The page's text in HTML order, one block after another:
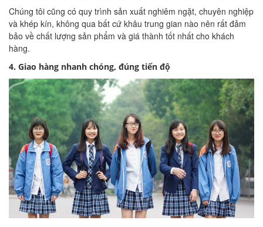
Chúng tôi cũng có quy trình sản xuất nghiêm ngặt, chuyên nghiệp
và khép kín, không qua bất cứ khâu trung gian nào nên rất đảm
bảo về chất lượng sản phẩm và giá thành tốt nhất cho khách
hàng.
4. Giao hàng nhanh chóng, đúng tiến độ